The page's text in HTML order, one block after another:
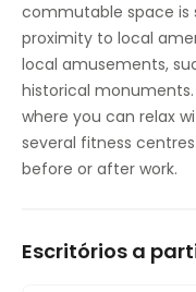
commutable space
proximity to local
local amusements,
historical
where you can relax
several fitness
before or after work.
Escritórios a